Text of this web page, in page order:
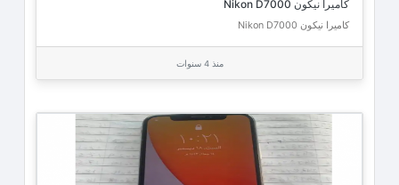
كاميرا نيكون Nikon D7000
كاميرا نيكون Nikon D7000
منذ 4 سنوات